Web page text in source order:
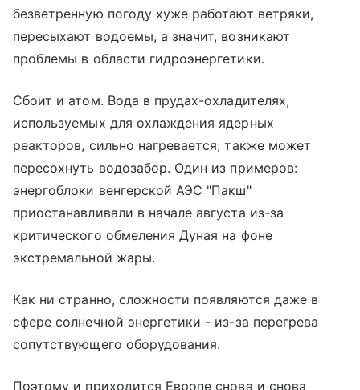
безветренную погоду хуже работают ветряки,
пересыхают водоемы, а значит, возникают
проблемы в области гидроэнергетики.
Сбоит и атом. Вода в прудах-охладителях,
используемых для охлаждения ядерных
реакторов, сильно нагревается; также может
пересохнуть водозабор. Один из примеров:
энергоблоки венгерской АЭС "Пакш"
приостанавливали в начале августа из-за
критического обмеления Дуная на фоне
экстремальной жары.
Как ни странно, сложности появляются даже в
сфере солнечной энергетики - из-за перегрева
сопутствующего оборудования.
Поэтому и приходится Европе снова и снова